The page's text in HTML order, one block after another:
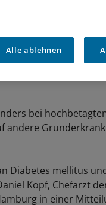
bei
andere
Diabetes mellitus
Kopf, Chefarzt
in einer
Alle ablehnen